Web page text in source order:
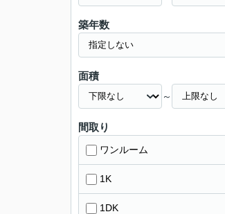
築年数
面積
～
間取り
ワンルーム
1K
1DK